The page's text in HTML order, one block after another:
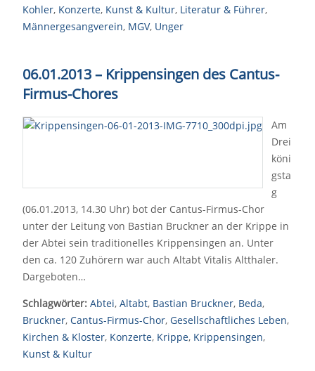
Kohler, Konzerte, Kunst & Kultur, Literatur & Führer,
Männergesangverein, MGV, Unger
06.01.2013 – Krippensingen des Cantus-
Firmus-Chores
Am
Drei
köni
gsta
g
(06.01.2013, 14.30 Uhr) bot der Cantus-Firmus-Chor
unter der Leitung von Bastian Bruckner an der Krippe in
der Abtei sein traditionelles Krippensingen an. Unter
den ca. 120 Zuhörern war auch Altabt Vitalis Altthaler.
Dargeboten…
Schlagwörter: Abtei, Altabt, Bastian Bruckner, Beda,
Bruckner, Cantus-Firmus-Chor, Gesellschaftliches Leben,
Kirchen & Kloster, Konzerte, Krippe, Krippensingen,
Kunst & Kultur